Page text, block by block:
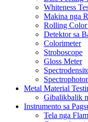
Whiteness
Makina nga
Rolling
Detektor sa
Colorimeter
Stroboscope
Gloss Meter
Metal Material
Gibalikbalik
Instrumento sa
Tela nga